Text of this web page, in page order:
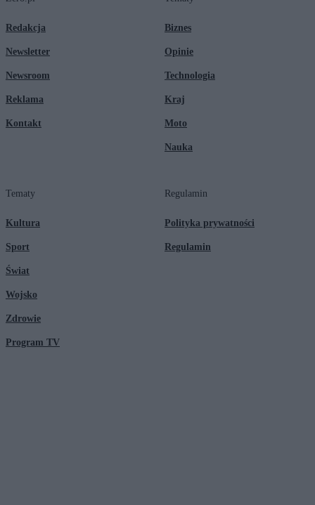
Redakcja
Newsletter
Newsroom
Reklama
Kontakt
Biznes
Opinie
Technologia
Kraj
Moto
Nauka
Tematy
Kultura
Sport
Świat
Wojsko
Zdrowie
Program TV
Regulamin
Polityka prywatności
Regulamin